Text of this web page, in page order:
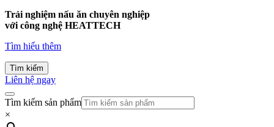
Trải nghiệm nấu ăn chuyên nghiệp
với công nghệ HEATTECH
Tìm hiểu thêm
Tìm kiếm
Liên hệ ngay
Tìm kiếm sản phẩm
×